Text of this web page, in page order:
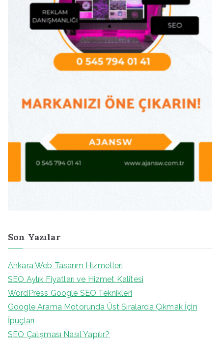
Son Yazılar
Ankara Web Tasarım Hizmetleri
SEO Aylık Fiyatları ve Hizmet Kalitesi
WordPress Google SEO Teknikleri
Google Arama Motorunda Üst Sıralarda Çıkmak İçin
İpuçları
SEO Çalışması Nasıl Yapılır?